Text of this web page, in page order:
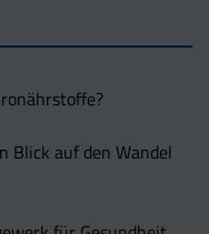
Blick auf den Wandel